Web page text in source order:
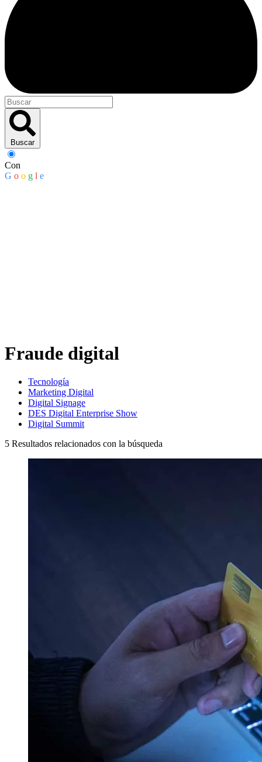
Buscar
Con
G o o g l e
Fraude digital
Tecnología
Marketing Digital
Digital Signage
DES Digital Enterprise Show
Digital Summit
5 Resultados relacionados con la búsqueda